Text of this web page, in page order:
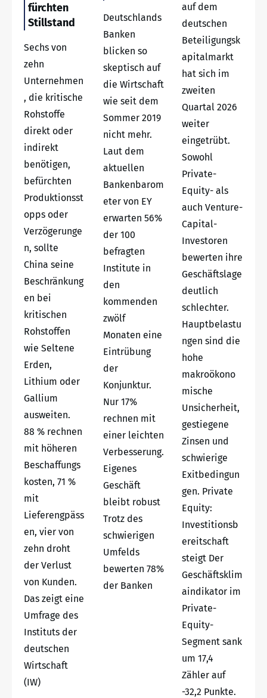
fürchten
Stillstand
Sechs von
zehn
Unternehmen
, die kritische
Rohstoffe
direkt oder
indirekt
benötigen,
befürchten
Produktionsst
opps oder
Verzögerunge
n, sollte
China seine
Beschränkung
en bei
kritischen
Rohstoffen
wie Seltene
Erden,
Lithium oder
Gallium
ausweiten.
88 % rechnen
mit höheren
Beschaffungs
kosten, 71 %
mit
Lieferengpäss
en, vier von
zehn droht
der Verlust
von Kunden.
Das zeigt eine
Umfrage des
Instituts der
deutschen
Wirtschaft
(IW)
Deutschlands
Banken
blicken so
skeptisch auf
die Wirtschaft
wie seit dem
Sommer 2019
nicht mehr.
Laut dem
aktuellen
Bankenbarom
eter von EY
erwarten 56%
der 100
befragten
Institute in
den
kommenden
zwölf
Monaten eine
Eintrübung
der
Konjunktur.
Nur 17%
rechnen mit
einer leichten
Verbesserung.
Eigenes
Geschäft
bleibt robust
Trotz des
schwierigen
Umfelds
bewerten 78%
der Banken
auf dem
deutschen
Beteiligungsk
apitalmarkt
hat sich im
zweiten
Quartal 2026
weiter
eingetrübt.
Sowohl
Private-
Equity- als
auch Venture-
Capital-
Investoren
bewerten ihre
Geschäftslage
deutlich
schlechter.
Hauptbelastu
ngen sind die
hohe
makroökono
mische
Unsicherheit,
gestiegene
Zinsen und
schwierige
Exitbedingun
gen. Private
Equity:
Investitionsb
ereitschaft
steigt Der
Geschäftsklim
aindikator im
Private-
Equity-
Segment sank
um 17,4
Zähler auf
-32,2 Punkte.